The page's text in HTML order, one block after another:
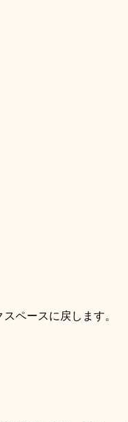
ペースに戻します。